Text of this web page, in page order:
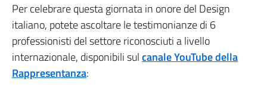
Per celebrare questa giornata in onore del Design
italiano, potete ascoltare le testimonianze di 6
professionisti del settore riconosciuti a livello
internazionale, disponibili sulcanale YouTube della
Rappresentanza: